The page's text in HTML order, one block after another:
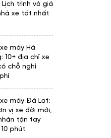
Lịch trình và giá
xe tốt nhất
máy Hà
10+ địa chỉ xe
chỗ nghỉ
máy Đà Lạt:
vị xe đời mới,
tận tay
phút